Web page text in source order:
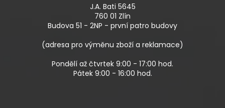
R
V
K
V
P
I
J.A. Bati 5645
760 01 Zlín
Budova 51 - 2NP - první patro budovy
(adresa pro výměnu zboží a reklamace)
Pondělí až čtvrtek 9:00 - 17:00 hod.
Pátek 9:00 - 16:00 hod.